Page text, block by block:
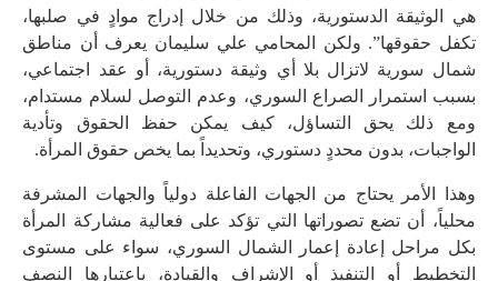
هي الوثيقة الدستورية، وذلك من خلال إدراج موادٍ في صلبها،
تكفل حقوقها”. ولكن المحامي علي سليمان يعرف أن مناطق
شمال سورية لاتزال بلا أي وثيقة دستورية، أو عقد اجتماعي،
بسبب استمرار الصراع السوري، وعدم التوصل لسلام مستدام،
ومع ذلك يحق التساؤل، كيف يمكن حفظ الحقوق وتأدية
الواجبات، بدون محددٍ دستوري، وتحديداً بما يخص حقوق المرأة.
وهذا الأمر يحتاج من الجهات الفاعلة دولياً والجهات المشرفة
محلياً، أن تضع تصوراتها التي تؤكد على فعالية مشاركة المرأة
بكل مراحل إعادة إعمار الشمال السوري، سواء على مستوى
التخطيط أو التنفيذ أو الإشراف والقيادة، باعتبارها النصف